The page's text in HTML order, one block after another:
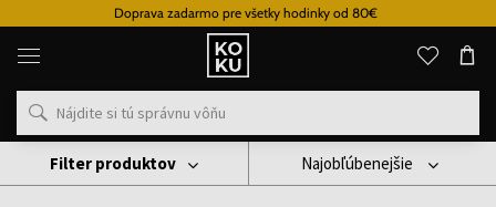
Doprava zadarmo pre všetky hodinky od 80€
Originálne
parfémy
hodinky
na
mieste
Hodinky
Dámske Hodinky Dámske Hodinky Master Time
Najobľúbenejšie
Filter produktov